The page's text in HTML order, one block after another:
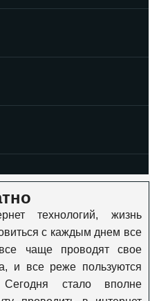
технологий, жизнь
с каждым днем все
чаще проводят свое
и все реже пользуются
стало вполне